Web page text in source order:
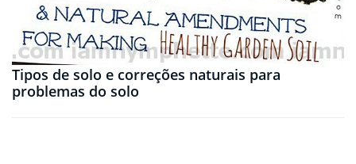
Tipos de solo e correções naturais para
problemas do solo